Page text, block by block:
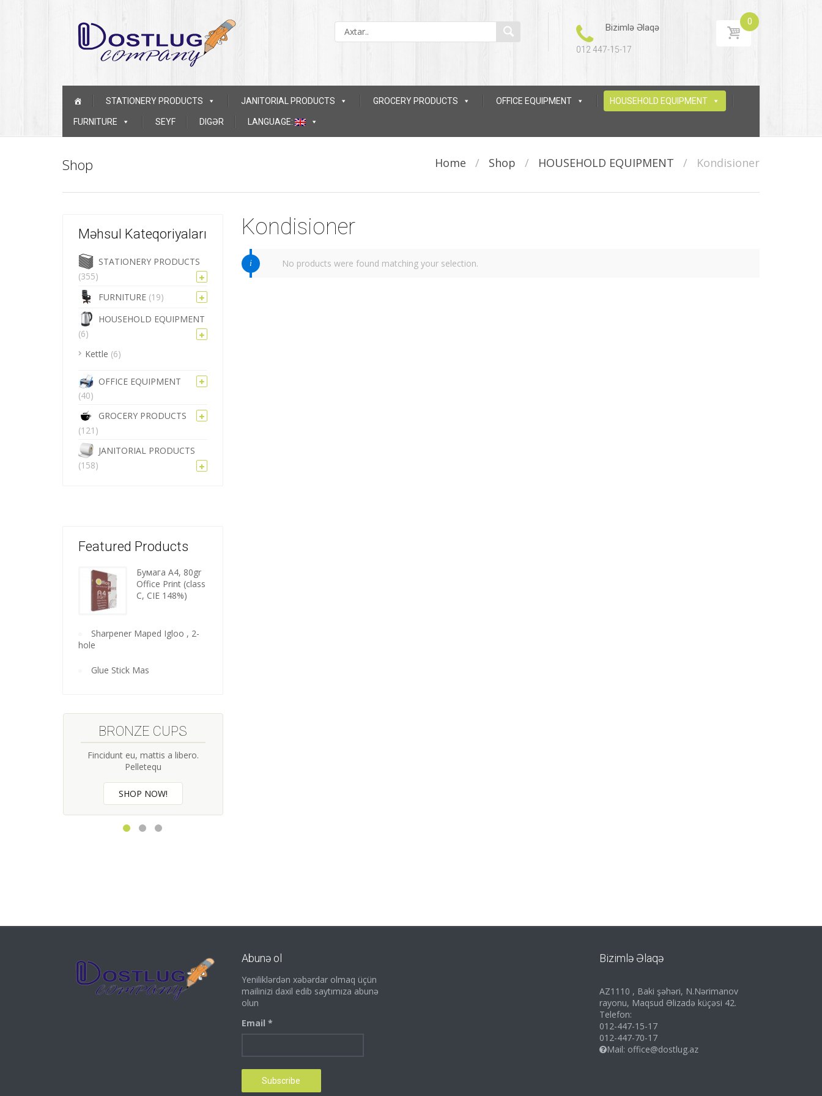
Bizimlə Əlaqə
012 447-15-17
0
STATIONERY PRODUCTS
JANITORIAL PRODUCTS GROCERY PRODUCTS OFFICE EQUIPMENT HOUSEHOLD EQUIPMENT
FURNITURE SEYF DIGƏR LANGUAGE:
Shop Home / Shop / HOUSEHOLD EQUIPMENT / Kondisioner
Kondisioner
No products were found matching your selection.
Məhsul Kateqoriyaları
STATIONERY PRODUCTS
(355)
FURNITURE (19)
HOUSEHOLD EQUIPMENT
(6)
Kettle (6)
OFFICE EQUIPMENT
(40)
GROCERY PRODUCTS
(121)
JANITORIAL PRODUCTS
(158)
Wooden
kitchen
tools
Featured Products
Бумага A4, 80gr
Office Print (class
C, CIE 148%)
Sharpener Maped Igloo , 2-
hole
Glue Stick Mas
BRONZE CUPS
Fincidunt eu, mattis a libero.
Pelletequ
SHOP NOW!
Abunə ol
Yeniliklərdən xəbərdar olmaq üçün
mailinizi daxil edib saytımıza abunə
olun
Email *
Bizimlə Əlaqə
AZ1110 , Baki şəhəri, N.Nərimanov
rayonu, Maqsud Əlizadə küçəsi 42.
Telefon:
012-447-15-17
012-447-70-17
Mail: office@dostlug.az